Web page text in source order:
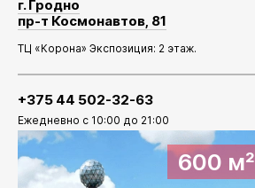
г. Гродно
пр-т Космонавтов, 81
ТЦ «Корона» Экспозиция: 2 этаж.
+375 44 502-32-63
Ежедневно с 10:00 до 21:00
600 м²